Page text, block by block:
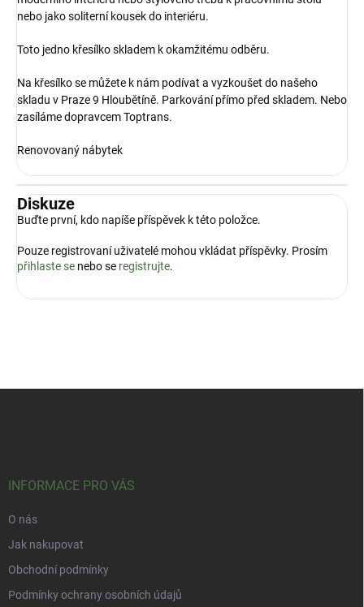
nebo jako soliterní kousek do interiéru.
Toto jedno křesílko skladem k okamžitému odběru.
Na křesílko se můžete k nám podívat a vyzkoušet do našeho
skladu v Praze 9 Hloubětíně. Parkování přímo před skladem. Nebo
zasíláme dopravcem Toptrans.
Renovovaný nábytek
Diskuze
Buďte první, kdo napíše příspěvek k této položce.
Pouze registrovaní uživatelé mohou vkládat příspěvky. Prosím
přihlaste se nebo se registrujte.
INFORMACE PRO VÁS
O nás
Jak nakupovat
Obchodní podmínky
Podmínky ochrany osobních údajů